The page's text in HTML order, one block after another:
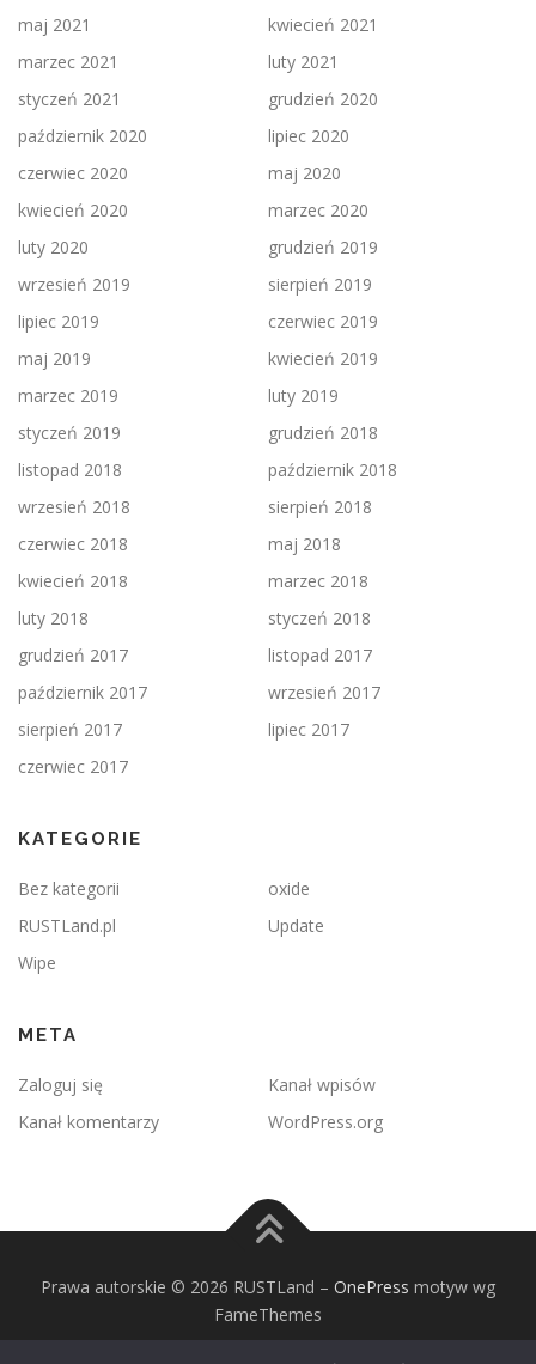
maj 2021
kwiecień 2021
marzec 2021
luty 2021
styczeń 2021
grudzień 2020
październik 2020
lipiec 2020
czerwiec 2020
maj 2020
kwiecień 2020
marzec 2020
luty 2020
grudzień 2019
wrzesień 2019
sierpień 2019
lipiec 2019
czerwiec 2019
maj 2019
kwiecień 2019
marzec 2019
luty 2019
styczeń 2019
grudzień 2018
listopad 2018
październik 2018
wrzesień 2018
sierpień 2018
czerwiec 2018
maj 2018
kwiecień 2018
marzec 2018
luty 2018
styczeń 2018
grudzień 2017
listopad 2017
październik 2017
wrzesień 2017
sierpień 2017
lipiec 2017
czerwiec 2017
KATEGORIE
Bez kategorii
oxide
RUSTLand.pl
Update
Wipe
META
Zaloguj się
Kanał wpisów
Kanał komentarzy
WordPress.org
Prawa autorskie © 2026 RUSTLand – OnePress motyw wg
FameThemes